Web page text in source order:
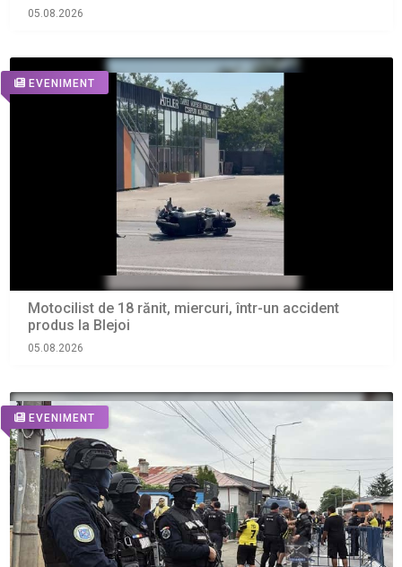
05.08.2026
EVENIMENT
Motocilist de 18 rănit, miercuri, într-un accident
produs la Blejoi
05.08.2026
EVENIMENT